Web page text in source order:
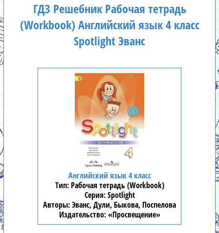
ГДЗ Решебник Рабочая тетрадь
(Workbook) Английский язык 4 класс
Spotlight Эванс
Английский язык 4 класс
Рабочая тетрадь (Workbook)
Spotlight
Эванс, Дули, Быкова, Поспелова
«Просвещение»